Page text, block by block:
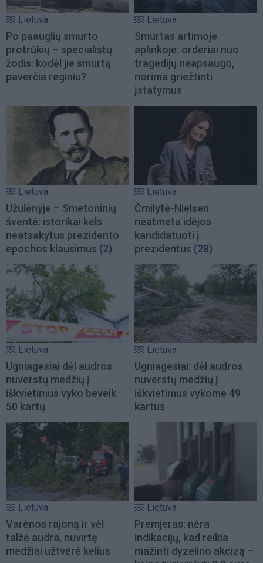
Lietuva
Po paauglių smurto
protrūkių – specialistų
žodis: kodėl jie smurtą
paverčia reginiu?
Lietuva
Smurtas artimoje
aplinkoje: orderiai nuo
tragedijų neapsaugo,
norima griežtinti
įstatymus
Lietuva
Užulėnyje – Smetoninių
šventė: istorikai kels
neatsakytus prezidento
epochos klausimus (2)
Lietuva
Čmilytė-Nielsen
neatmeta idėjos
kandidatuoti į
prezidentus (28)
Lietuva
Ugniagesiai dėl audros
nuverstų medžių į
iškvietimus vyko beveik
50 kartų
Lietuva
Ugniagesiai: dėl audros
nuverstų medžių į
iškvietimus vykome 49
kartus
Lietuva
Varėnos rajoną ir vėl
talžė audra, nuvirtę
medžiai užtvėrė kelius
Lietuva
Premjeras: nėra
indikacijų, kad reikia
mažinti dyzelino akcizą –